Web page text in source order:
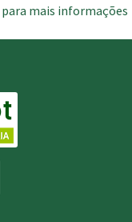
para mais informações